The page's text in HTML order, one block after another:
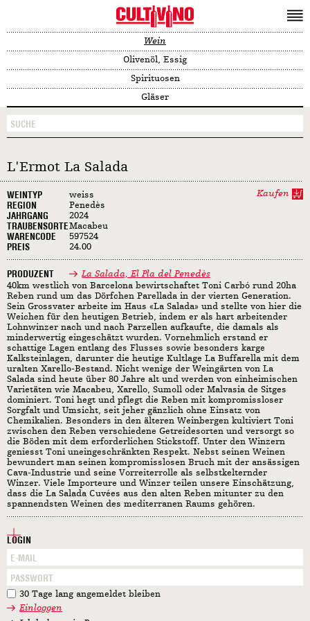
Wein
Olivenöl, Essig
Spirituosen
Gläser
L'Ermot La Salada
WEINTYP weiss
REGION Penedès
JAHRGANG 2024
TRAUBENSORTEMacabeu
WARENCODE 597524
PREIS 24.00
Kaufen
PRODUZENT
La Salada, El Pla del Penedès
40km westlich von Barcelona bewirtschaftet Toni Carbó rund 20ha
Reben rund um das Dörfchen Parellada in der vierten Generation.
Sein Grossvater arbeite im Haus «La Salada» und stellte von hier die
Weichen für den heutigen Betrieb, indem er als hart arbeitender
Lohnwinzer nach und nach Parzellen aufkaufte, die damals als
minderwertig eingeschätzt wurden. Vornehmlich erstand er
schattige Lagen entlang des Flusses sowie besonders karge
Kalksteinlagen, darunter die heutige Kultlage La Buffarella mit dem
uralten Xarello-Bestand. Nicht wenige der Weingärten von La
Salada sind heute über 80 Jahre alt und werden von einheimischen
Varietäten wie Macabeu, Xarello, Sumoll oder Malvasia de Sitges
dominiert. Toni hegt und pflegt die Reben mit kompromissloser
Sorgfalt und Umsicht, seit jeher gänzlich ohne Einsatz von
Chemikalien. Besonders in den älteren Weinbergen kultiviert Toni
zwischen den Reben verschiedene Getreidesorten und versorgt so
die Böden mit dem erforderlichen Stickstoff. Unter den Winzern
geniesst Toni uneingeschränkten Respekt. Nebst seinen Weinen
bewundert man seinen kompromisslosen Bruch mit der ansässigen
Cava-Industrie und seine Vorreiterrolle als selbstkelternder
Winzer. Viele Importeure und Winzer teilen unsere Einschätzung,
dass die La Salada Cuvées aus den alten Reben mitunter zu den
spannendsten Weinen des mediterranen Raums gehören.
LOGIN
30 Tage lang angemeldet bleiben
Einloggen